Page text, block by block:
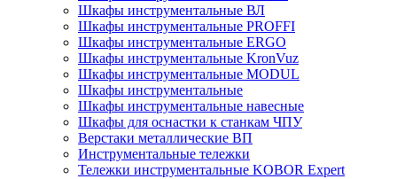
Шкафы инструментальные ВЛ
Шкафы инструментальные PROFFI
Шкафы инструментальные ERGO
Шкафы инструментальные KronVuz
Шкафы инструментальные MODUL
Шкафы инструментальные
Шкафы инструментальные навесные
Шкафы для оснастки к станкам ЧПУ
Верстаки металлические ВП
Инструментальные тележки
Тележки инструментальные KOBOR Expert